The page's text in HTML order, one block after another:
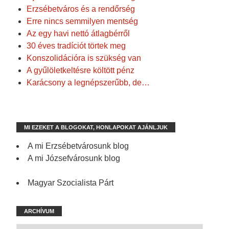
Erzsébetváros és a rendőrség
Erre nincs semmilyen mentség
Az egy havi nettó átlagbérről
30 éves tradíciót törtek meg
Konszolidációra is szükség van
A gyűlöletkeltésre költött pénz
Karácsony a legnépszerűbb, de…
MI EZEKET A BLOGOKAT, HONLAPOKAT AJÁNLJUK
A mi Erzsébetvárosunk blog
A mi Józsefvárosunk blog
Magyar Szocialista Párt
ARCHÍVUM